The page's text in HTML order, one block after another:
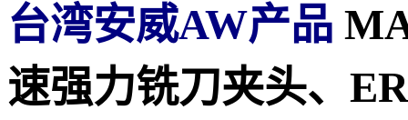
台湾安威AW产品
速强力铣刀夹头、